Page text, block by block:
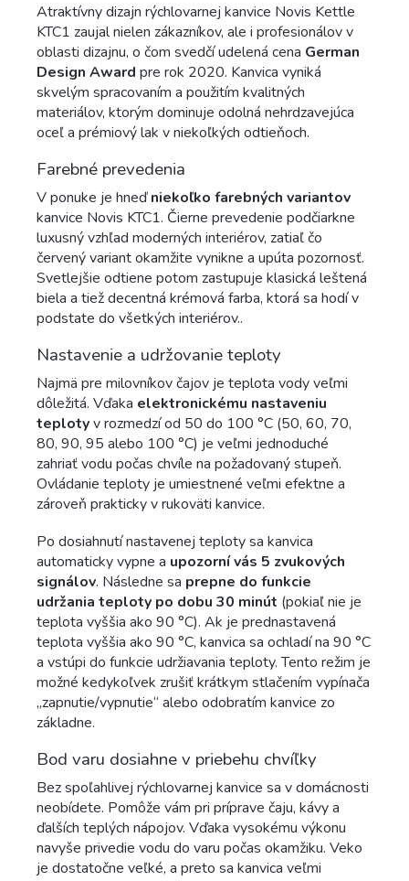
Atraktívny dizajn rýchlovarnej kanvice Novis Kettle
KTC1 zaujal nielen zákazníkov, ale i profesionálov v
oblasti dizajnu, o čom svedčí udelená cena German
Design Award pre rok 2020. Kanvica vyniká
skvelým spracovaním a použitím kvalitných
materiálov, ktorým dominuje odolná nehrdzavejúca
oceľ a prémiový lak v niekoľkých odtieňoch.
Farebné prevedenia
V ponuke je hneďniekoľko farebných variantov
kanvice Novis KTC1. Čierne prevedenie podčiarkne
luxusný vzhľad moderných interiérov, zatiaľ čo
červený variant okamžite vynikne a upúta pozornosť.
Svetlejšie odtiene potom zastupuje klasická leštená
biela a tiež decentná krémová farba, ktorá sa hodí v
podstate do všetkých interiérov..
Nastavenie a udržovanie teploty
Najmä pre milovníkov čajov je teplota vody veľmi
dôležitá. Vďaka elektronickému nastaveniu
teplotyv rozmedzí od 50 do 100 °C (50, 60, 70,
80, 90, 95 alebo 100 °C) je veľmi jednoduché
zahriať vodu počas chvíle na požadovaný stupeň.
Ovládanie teploty je umiestnené veľmi efektne a
zároveň prakticky v rukoväti kanvice.
Po dosiahnutí nastavenej teploty sa kanvica
automaticky vypne a upozorní vás 5 zvukových
signálov. Následne sa prepne do funkcie
udržania teploty po dobu 30 minút (pokiaľ nie je
teplota vyššia ako 90 °C). Ak je prednastavená
teplota vyššia ako 90 °C, kanvica sa ochladí na 90 °C
a vstúpi do funkcie udržiavania teploty. Tento režim je
možné kedykoľvek zrušiť krátkym stlačením vypínača
„zapnutie/vypnutie“ alebo odobratím kanvice zo
základne.
Bod varu dosiahne v priebehu chvíľky
Bez spoľahlivej rýchlovarnej kanvice sa v domácnosti
neobídete. Pomôže vám pri príprave čaju, kávy a
ďalších teplých nápojov. Vďaka vysokému výkonu
navyše privedie vodu do varu počas okamžiku. Veko
je dostatočne veľké, a preto sa kanvica veľmi